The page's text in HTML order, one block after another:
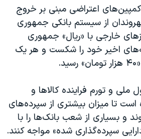
چین
اعتراضی مبنی بر خروج
از سیستم بانکی جمهوری
خارجی با «ریال» جمهوری
اخیر خود را شکست و هر یک
و تورم فراینده کالاها و
تا میزان بیشتری از سپرده‌های
و بسیاری از شعب بانک‌ها را با
سپرده‌گذاری شده» مواجه کنند.